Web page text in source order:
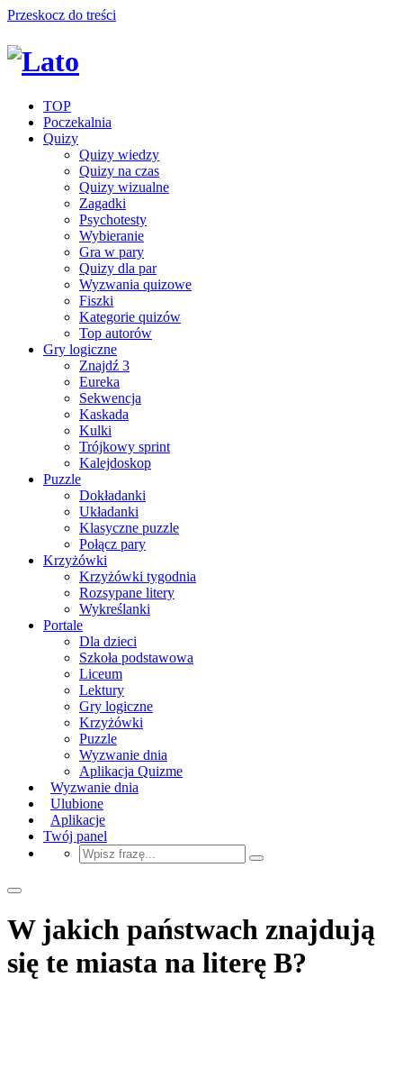
Przeskocz do treści
TOP
Poczekalnia
Quizy
Quizy wiedzy
Quizy na czas
Quizy wizualne
Zagadki
Psychotesty
Wybieranie
Gra w pary
Quizy dla par
Wyzwania quizowe
Fiszki
Kategorie quizów
Top autorów
Gry logiczne
Znajdź 3
Eureka
Sekwencja
Kaskada
Kulki
Trójkowy sprint
Kalejdoskop
Puzzle
Dokładanki
Układanki
Klasyczne puzzle
Połącz pary
Krzyżówki
Krzyżówki tygodnia
Rozsypane litery
Wykreślanki
Portale
Dla dzieci
Szkoła podstawowa
Liceum
Lektury
Gry logiczne
Krzyżówki
Puzzle
Wyzwanie dnia
Aplikacja Quizme
Wyzwanie dnia
Ulubione
Aplikacje
Twój panel
W jakich państwach znajdują
się te miasta na literę B?